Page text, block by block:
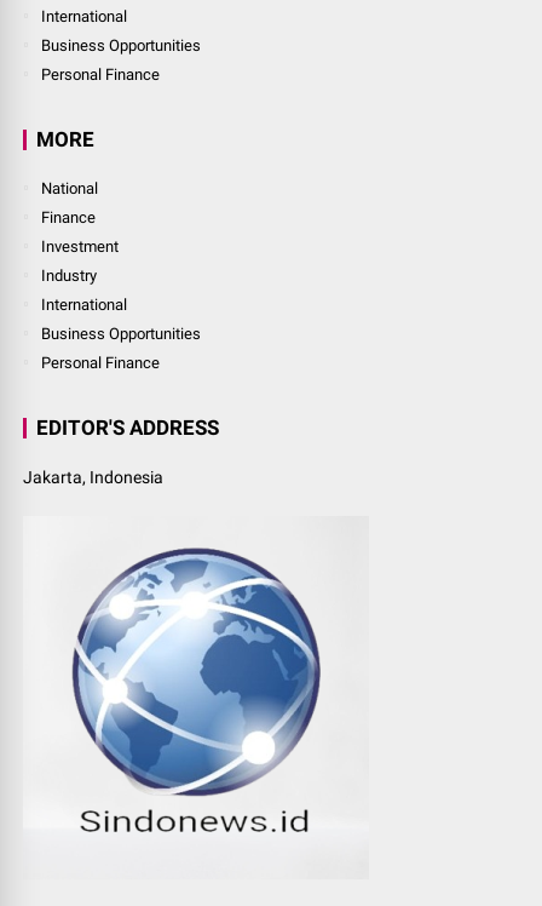
International
Business Opportunities
Personal Finance
MORE
National
Finance
Investment
Industry
International
Business Opportunities
Personal Finance
EDITOR'S ADDRESS
Jakarta, Indonesia